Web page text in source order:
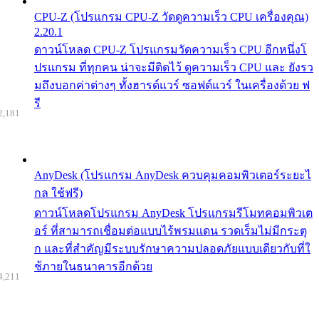
CPU-Z (โปรแกรม CPU-Z วัดดูความเร็ว CPU เครื่องคุณ)
2.20.1
ดาวน์โหลด CPU-Z โปรแกรมวัดความเร็ว CPU อีกหนึ่งโ
ปรแกรม ที่ทุกคน น่าจะมีติดไว้ ดูความเร็ว CPU และ ยังรว
มถึงบอกค่าต่างๆ ทั้งฮารด์แวร์ ซอฟต์แวร์ ในเครื่องด้วย ฟ
รี
AnyDesk (โปรแกรม AnyDesk ควบคุมคอมพิวเตอร์ระยะไ
กล ใช้ฟรี)
ดาวน์โหลดโปรแกรม AnyDesk โปรแกรมรีโมทคอมพิวเต
อร์ ที่สามารถเชื่อมต่อแบบไร้พรมแดน รวดเร็มไม่มีกระตุ
ก และที่สำคัญมีระบบรักษาความปลอดภัยแบบเดียวกับที่ใ
ช้ภายในธนาคารอีกด้วย